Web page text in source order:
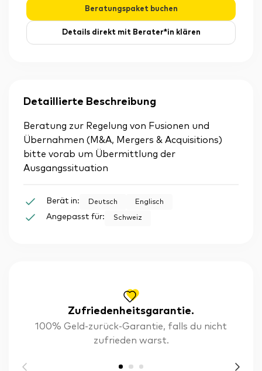
Zufriedenheitsgarantie.
100% Geld-zurück-Garantie, falls du nicht
zufrieden warst.
Beratungspaket buchen
Details direkt mit Berater*in klären
Detaillierte Beschreibung
Beratung zur Regelung von Fusionen und
Übernahmen (M&A, Mergers & Acquisitions)
bitte vorab um Übermittlung der
Ausgangssituation
Berät in: Deutsch Englisch
Angepasst für: Schweiz